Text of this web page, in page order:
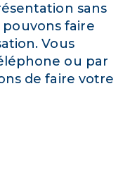
sans
faire
Vous
ou par
de faire votre